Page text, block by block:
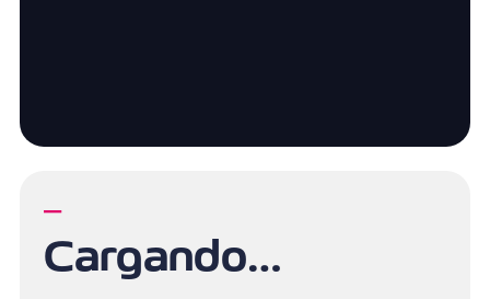
—
Cargando…